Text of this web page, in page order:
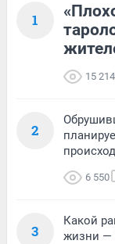
1
15 214
2
6 550
3
Какой
жизни —